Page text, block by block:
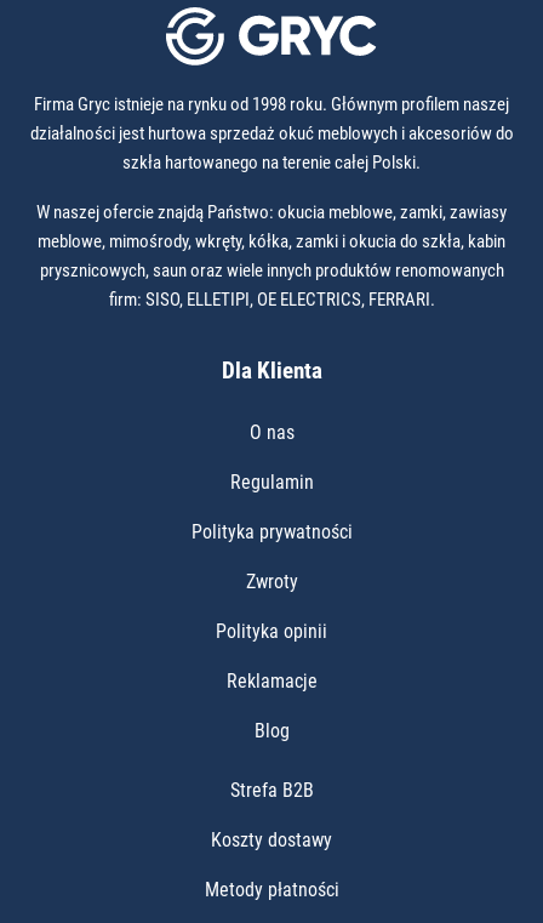
Firma Gryc istnieje na rynku od 1998 roku. Głównym profilem naszej
działalności jest hurtowa sprzedaż okuć meblowych i akcesoriów do
szkła hartowanego na terenie całej Polski.
W naszej ofercie znajdą Państwo: okucia meblowe, zamki, zawiasy
meblowe, mimośrody, wkręty, kółka, zamki i okucia do szkła, kabin
prysznicowych, saun oraz wiele innych produktów renomowanych
firm: SISO, ELLETIPI, OE ELECTRICS, FERRARI.
Dla Klienta
O nas
Regulamin
Polityka prywatności
Zwroty
Polityka opinii
Reklamacje
Blog
Strefa B2B
Koszty dostawy
Metody płatności